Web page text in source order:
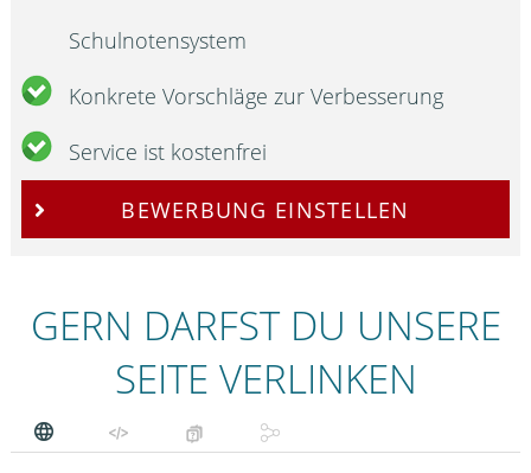
Schulnotensystem
Konkrete Vorschläge zur Verbesserung
Service ist kostenfrei
BEWERBUNG EINSTELLEN
GERN DARFST DU UNSERE
SEITE VERLINKEN